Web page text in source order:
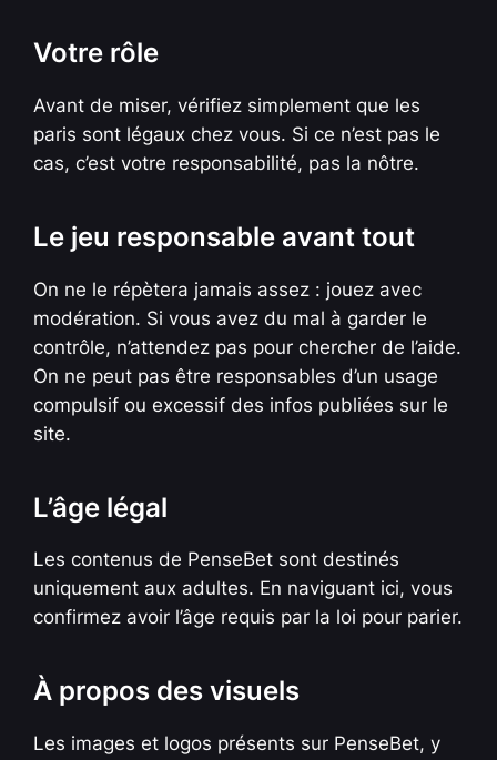
Votre rôle
Avant de miser, vérifiez simplement que les
paris sont légaux chez vous. Si ce n’est pas le
cas, c’est votre responsabilité, pas la nôtre.
Le jeu responsable avant tout
On ne le répètera jamais assez : jouez avec
modération. Si vous avez du mal à garder le
contrôle, n’attendez pas pour chercher de l’aide.
On ne peut pas être responsables d’un usage
compulsif ou excessif des infos publiées sur le
site.
L’âge légal
Les contenus de PenseBet sont destinés
uniquement aux adultes. En naviguant ici, vous
confirmez avoir l’âge requis par la loi pour parier.
À propos des visuels
Les images et logos présents sur PenseBet, y